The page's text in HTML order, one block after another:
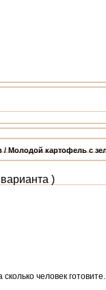
/ Молодой картофель с
)
человек готовите.